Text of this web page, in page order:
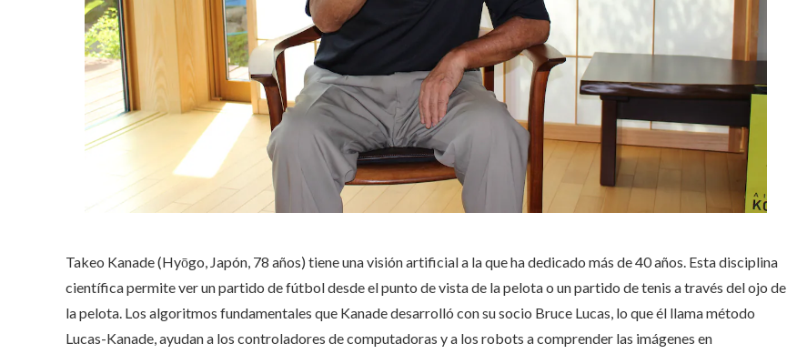
Takeo Kanade (Hyōgo, Japón, 78 años) tiene una visión artificial a la que ha dedicado más de 40 años. Esta disciplina
científica permite ver un partido de fútbol desde el punto de vista de la pelota o un partido de tenis a través del ojo de
la pelota. Los algoritmos fundamentales que Kanade desarrolló con su socio Bruce Lucas, lo que él llama método
Lucas-Kanade, ayudan a los controladores de computadoras y a los robots a comprender las imágenes en